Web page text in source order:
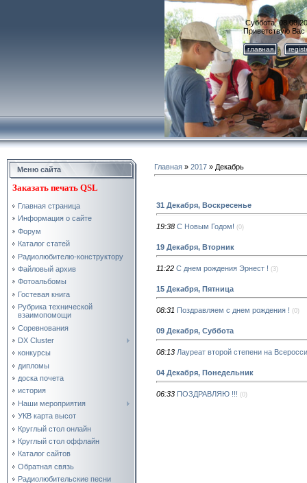
Суббота,
Приветствую Вас
главная
Меню сайта
Заказать печать QSL
Главная страница
Информация о сайте
Форум
Каталог статей
Радиолюбителю-конструктору
Файловый архив
Фотоальбомы
Гостевая книга
Рубрика технической
взаимопомощи
Соревнования
DX Cluster
конкурсы
дипломы
доска почета
история
Наши мероприятия
УКВ карта высот
Круглый стол онлайн
Круглый стол оффлайн
Каталог сайтов
Обратная связь
Радиолюбительские песни
Главная » 2017 » Декабрь
31 Декабря, Воскресенье
19:38 С Новым Годом! (0)
19 Декабря, Вторник
11:22 С днем рождения Эрнест ! (3)
15 Декабря, Пятница
08:31 Поздравляем с днем рождения ! (0)
09 Декабря, Суббота
08:13 Лауреат второй степени на
04 Декабря, Понедельник
06:33 ПОЗДРАВЛЯЮ !!! (0)